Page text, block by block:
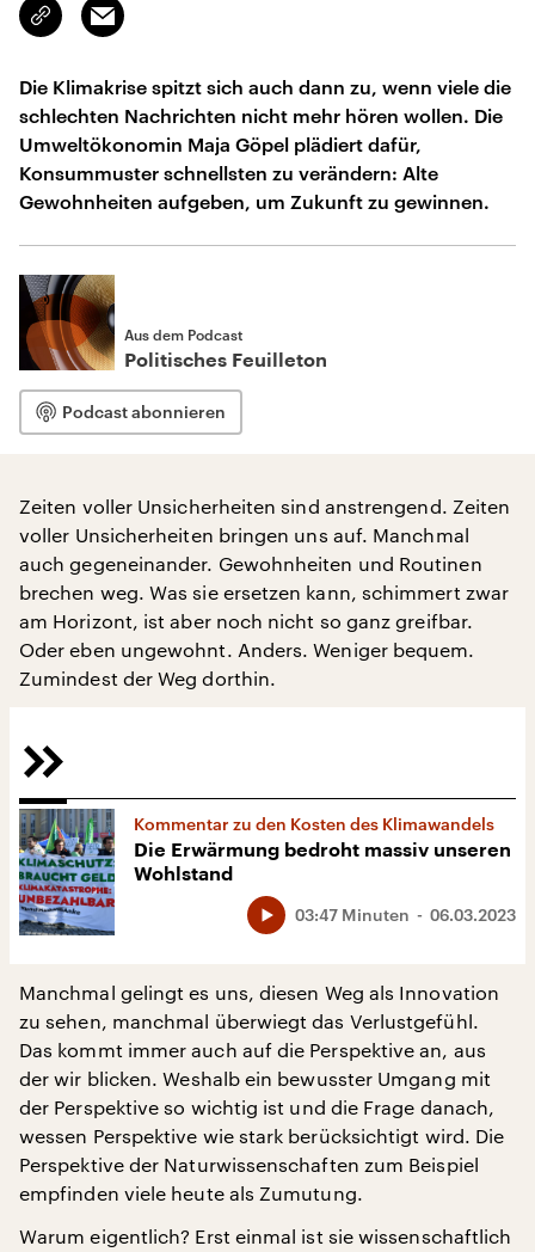
Link
kopieren/teilen
Email
Die Klimakrise spitzt sich auch dann zu, wenn viele die
schlechten Nachrichten nicht mehr hören wollen. Die
Umweltökonomin Maja Göpel plädiert dafür,
Konsummuster schnellsten zu verändern: Alte
Gewohnheiten aufgeben, um Zukunft zu gewinnen.
Aus dem Podcast
Politisches Feuilleton
Podcast abonnieren
Zeiten voller Unsicherheiten sind anstrengend. Zeiten
voller Unsicherheiten bringen uns auf. Manchmal
auch gegeneinander. Gewohnheiten und Routinen
brechen weg. Was sie ersetzen kann, schimmert zwar
am Horizont, ist aber noch nicht so ganz greifbar.
Oder eben ungewohnt. Anders. Weniger bequem.
Zumindest der Weg dorthin.
Kommentar zu den Kosten des Klimawandels
Die Erwärmung bedroht massiv unseren
Wohlstand
06.03.2023
03:47 Minuten
Manchmal gelingt es uns, diesen Weg als Innovation
zu sehen, manchmal überwiegt das Verlustgefühl.
Das kommt immer auch auf die Perspektive an, aus
der wir blicken. Weshalb ein bewusster Umgang mit
der Perspektive so wichtig ist und die Frage danach,
wessen Perspektive wie stark berücksichtigt wird. Die
Perspektive der Naturwissenschaften zum Beispiel
empfinden viele heute als Zumutung.
Warum eigentlich? Erst einmal ist sie wissenschaftlich